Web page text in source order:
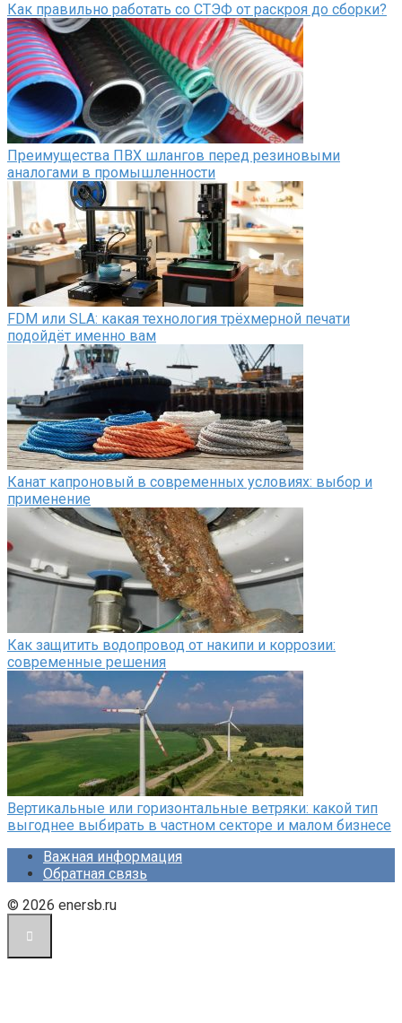
Как правильно работать со СТЭФ от раскроя до сборки?
Преимущества ПВХ шлангов перед резиновыми
аналогами в промышленности
FDM или SLA: какая технология трёхмерной печати
подойдёт именно вам
Канат капроновый в современных условиях: выбор и
применение
Как защитить водопровод от накипи и коррозии:
современные решения
Вертикальные или горизонтальные ветряки: какой тип
выгоднее выбирать в частном секторе и малом бизнесе
Важная информация
Обратная связь
© 2026 enersb.ru